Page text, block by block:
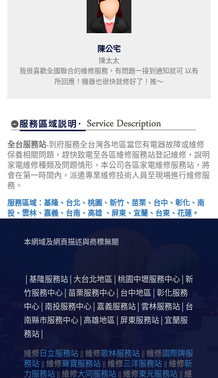
陳公宅
陳太太
我很喜歡全國聯合的維修服務，有問題一接到通知就可 以有
所回應！機器也很快就修好了！推～
全台服務站-到府服務全台灣各地區當您有電器故障或維修
保養相關問題，趕快致電至各區維修服務站登記維修，說明
家電維修種類及問題情形，本公司各區家電維修服務站，將
會在第一時間內，派遣專業維修技術人員至現場進行維修服
務。
服務區域：基隆、台北、桃園、新竹、苗栗、台中、彰化、南
投、雲林、嘉義、台南、高雄 、屏東、宜蘭、台東、花蓮。
本網域及網頁描述與商標無關
基隆服務站 大台北地區 桃園中壢服務中心
新
竹服務中心
苗栗服務中心 台中地區
彰化服務
中心
南投服務中心 嘉義服務站 雲林服務站
台
南縣市服務中心
高雄地區 屏東服務站
宜蘭服
務站
維修 日立服務站 || 維修歌林服務站 || 維修國際牌服
務站 || 維修聲寶服務站 || 維修三洋服務站 || 維修新
力服務站 || 維修大同服務站 || 維修東元服務站 || 維